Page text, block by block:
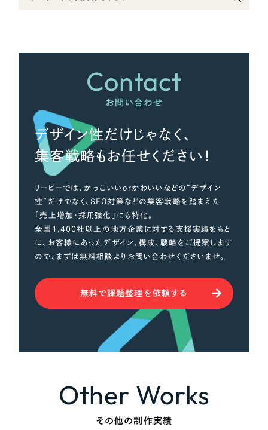
Contact
お問い合わせ
デザイン性だけじゃなく、
集客戦略もお任せください！
リーピーでは、かっこいいorかわいいなどの“デザイン
性”だけでなく、SEO対策などの集客戦略を踏まえた
「売上増加・採用強化」にも特化。
全国1,400社以上の地方企業に対する支援実績をもと
に、お客様にあったデザイン、構成、戦略をご提案します
ので、まずは無料相談よりお問い合わせくださいませ。
無料で課題整理を依頼する
Other Works
その他の制作実績